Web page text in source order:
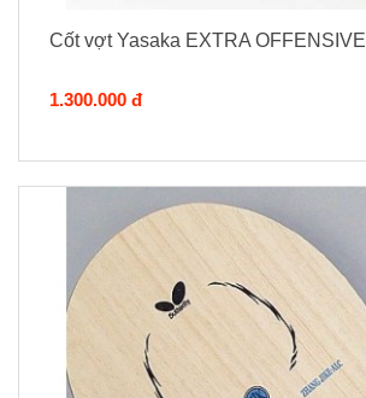
Cốt vợt Yasaka EXTRA OFFENSIVE
1.300.000 đ